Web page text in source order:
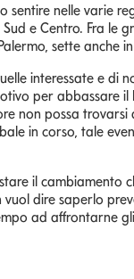
sentire nelle varie
Sud e Centro. Fra le
sette anche
interessate e di
per abbassare
non possa trovarsi
in corso, tale
il cambiamento
vuol dire saperlo
ad affrontarne